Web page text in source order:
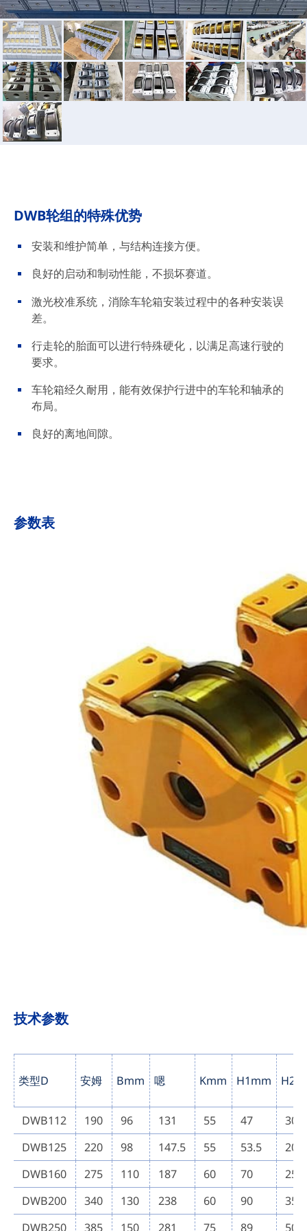
DWB轮组的特殊优势
安装和维护简单，与结构连接方便。
良好的启动和制动性能，不损坏赛道。
激光校准系统，消除车轮箱安装过程中的各种安装误
差。
行走轮的胎面可以进行特殊硬化，以满足高速行驶的
要求。
车轮箱经久耐用，能有效保护行进中的车轮和轴承的
布局。
良好的离地间隙。
参数表
技术参数
类型D 安姆 Bmm 嗯 Kmm H1mm
DWB112 190 96 131 55 47
30
DWB125
220 98 147.5 55 53.5
20
DWB160
275 110 187 60 70
25
DWB200
340 130 238 60 90
35
DWB250
385 150 281 75 89 50